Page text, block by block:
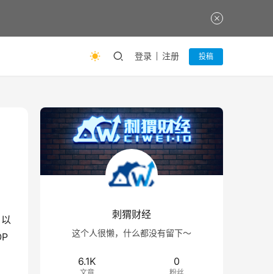
登录 注册 投稿
刺猬财经
这个人很懒，什么都没有留下～
6.1K 0